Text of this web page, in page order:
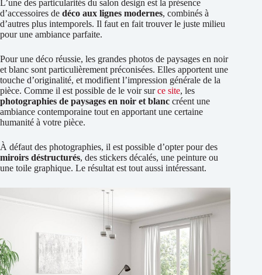
L’une des particularités du salon design est la présence
d’accessoires de déco aux lignes modernes, combinés à
d’autres plus intemporels. Il faut en fait trouver le juste milieu
pour une ambiance parfaite.
Pour une déco réussie, les grandes photos de paysages en noir
et blanc sont particulièrement préconisées. Elles apportent une
touche d’originalité, et modifient l’impression générale de la
pièce. Comme il est possible de le voir surce site, les
photographies de paysages en noir et blanc créent une
ambiance contemporaine tout en apportant une certaine
humanité à votre pièce.
À défaut des photographies, il est possible d’opter pour des
miroirs déstructurés, des stickers décalés, une peinture ou
une toile graphique. Le résultat est tout aussi intéressant.